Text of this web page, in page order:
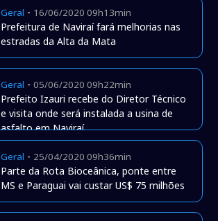
Geral - 16/06/2020 09h13min
Prefeitura de Naviraí fará melhorias nas
estradas da Alta da Mata
Geral -05/06/2020 09h22min
Prefeito Izauri recebe do Diretor Técnico
e visita onde será instalada a usina de
asfalto em Naviraí.
Geral - 25/04/2020 09h36min
Parte da Rota Bioceânica, ponte entre
MS e Paraguai vai custar US$ 75 milhões